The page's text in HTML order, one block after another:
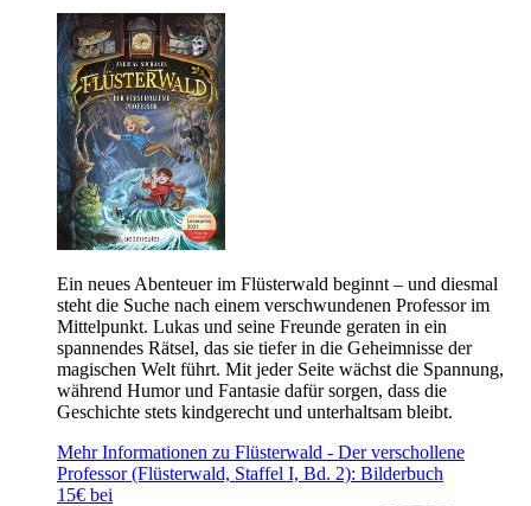
Ein neues Abenteuer im Flüsterwald beginnt – und diesmal
steht die Suche nach einem verschwundenen Professor im
Mittelpunkt. Lukas und seine Freunde geraten in ein
spannendes Rätsel, das sie tiefer in die Geheimnisse der
magischen Welt führt. Mit jeder Seite wächst die Spannung,
während Humor und Fantasie dafür sorgen, dass die
Geschichte stets kindgerecht und unterhaltsam bleibt.
Mehr Informationen zu Flüsterwald - Der verschollene
Professor (Flüsterwald, Staffel I, Bd. 2): Bilderbuch
15€ bei